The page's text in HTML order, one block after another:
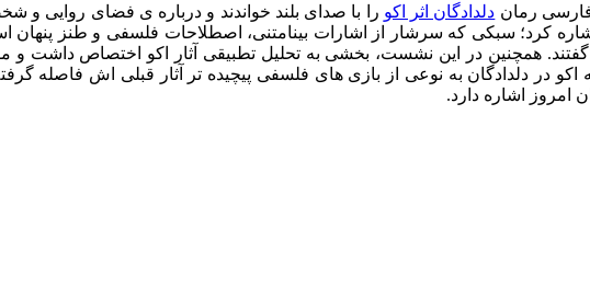
رمان دلدادگان اثر اکو را با صدای بلند خواندند و درباره ی فضای روایی
کرد؛ سبکی که سرشار از اشارات بینامتنی، اصطلاحات فلسفی و طنز پنهان
همچنین در این نشست، بخشی به تحلیل تطبیقی آثار اکو اختصاص داشت و
در دلدادگان به نوعی از بازی های فلسفی پیچیده تر آثار قبلی اش فاصله
امروز اشاره دارد.